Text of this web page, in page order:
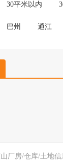
30平米以内
巴州 通江
厂房/仓库/土地信